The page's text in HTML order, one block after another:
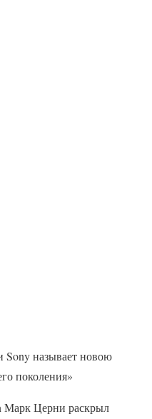
Sony называет новою
поколения»
Марк Церни раскрыл